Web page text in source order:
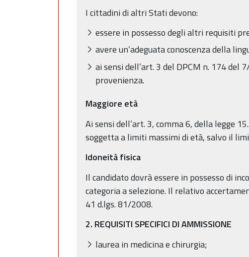
I cittadini di altri Stati devono:
essere in possesso degli altri requisiti
avere un’adeguata conoscenza della
ai sensi dell’art. 3 del DPCM n. 174
provenienza.
Maggiore età
Ai sensi dell’art. 3, comma 6, della legge
soggetta a limiti massimi di età, salvo il
Idoneità fisica
Il candidato dovrà essere in possesso di
categoria a selezione. Il relativo
41 d.lgs. 81/2008.
2. REQUISITI SPECIFICI DI AMMISSIONE
laurea in medicina e chirurgia;